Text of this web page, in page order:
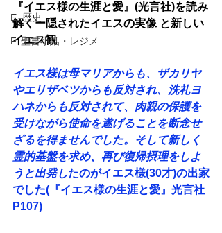
E. 歴史
F. 聖書小話・レジメ
『イエス様の生涯と愛』(光言社)を読み
解くー隠されたイエスの実像 と新しい
イエス観
イエス様は母マリアからも、ザカリヤ
やエリザベツからも反対され、洗礼ヨ
ハネからも反対されて、肉親の保護を
受けながら使命を遂げることを断念せ
ざるを得ませんでした。そして新しく
霊的基盤を求め、再び復帰摂理をしよ
うと出発したのがイエス様(30才)の出家
でした(『イエス様の生涯と愛』光言社
P107)